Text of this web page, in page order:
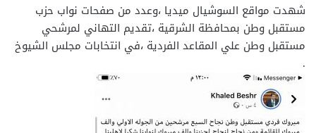
شهدت مواقع السوشيال ميديا ،وعدد من صفحات نواب حزب
مستقبل وطن بمحافظة الشرقية ،تقديم التهاني لمرشحي
مستقبل وطن علي المقاعد الفردية ،في انتخابات مجلس الشيوخ
.